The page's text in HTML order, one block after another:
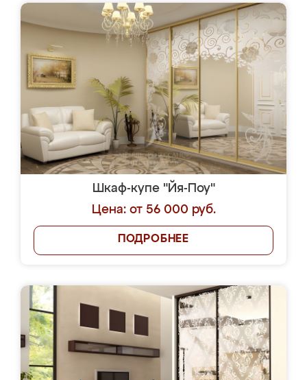
Шкаф-купе "Йя-Поу"
Цена: от 56 000 руб.
ПОДРОБНЕЕ